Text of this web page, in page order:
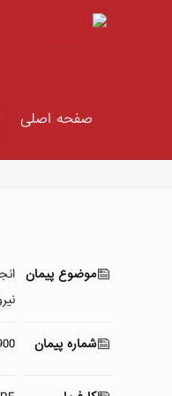
صفحه اصلی
موضوع پیمان
شماره پیمان